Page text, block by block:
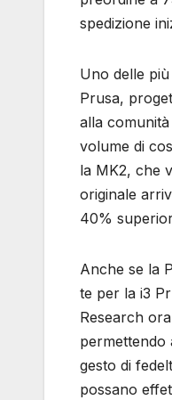
spedizione
Uno delle
Prusa,
alla
volume di
la MK2, che
originale
40%
Anche se la
te per la i3
Research
permettendo
gesto di
possano